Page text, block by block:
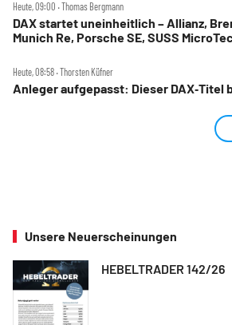
Heute, 09:00 ‧ Thomas Bergmann
DAX startet uneinheitlich – Allianz,
Munich Re, Porsche SE, SUSS
Heute, 08:58 ‧ Thorsten Küfner
Anleger aufgepasst: Dieser DAX‑Titel
Unsere Neuerscheinungen
HEBELTRADER 142/26